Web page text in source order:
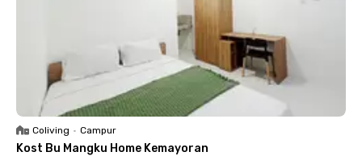
Coliving • Campur
Kost Bu Mangku Home Kemayoran